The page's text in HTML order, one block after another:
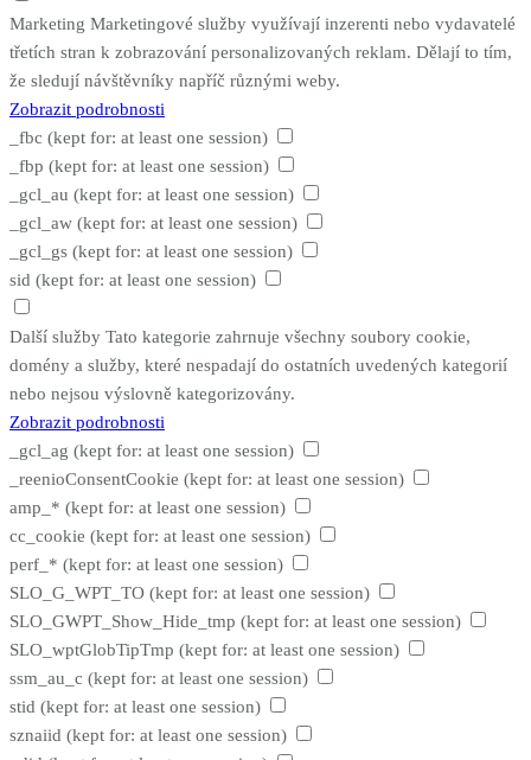
Marketing Marketingové služby využívají inzerenti nebo vydavatelé
třetích stran k zobrazování personalizovaných reklam. Dělají to tím,
že sledují návštěvníky napříč různými weby.
Zobrazit podrobnosti
_fbc (kept for: at least one session)
_fbp (kept for: at least one session)
_gcl_au (kept for: at least one session)
_gcl_aw (kept for: at least one session)
_gcl_gs (kept for: at least one session)
sid (kept for: at least one session)
Další služby Tato kategorie zahrnuje všechny soubory cookie,
domény a služby, které nespadají do ostatních uvedených kategorií
nebo nejsou výslovně kategorizovány.
Zobrazit podrobnosti
_gcl_ag (kept for: at least one session)
_reenioConsentCookie (kept for: at least one session)
amp_* (kept for: at least one session)
cc_cookie (kept for: at least one session)
perf_* (kept for: at least one session)
SLO_G_WPT_TO (kept for: at least one session)
SLO_GWPT_Show_Hide_tmp (kept for: at least one session)
SLO_wptGlobTipTmp (kept for: at least one session)
ssm_au_c (kept for: at least one session)
stid (kept for: at least one session)
sznaiid (kept for: at least one session)